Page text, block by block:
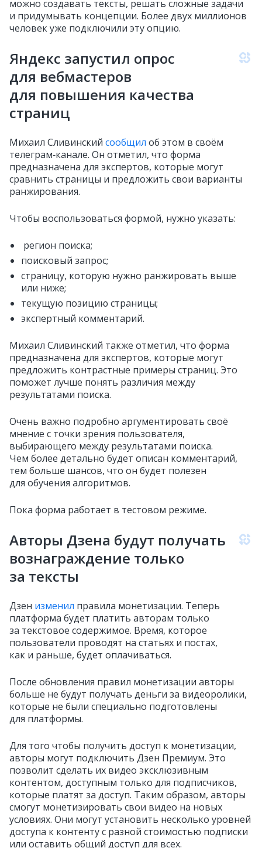
можно создавать тексты, решать сложные задачи
и придумывать концепции. Более двух миллионов
человек уже подключили эту опцию.
Яндекс запустил опрос
для вебмастеров
для повышения качества
страниц
Михаил Сливинский сообщил об этом в своём
телеграм‑канале. Он отметил, что форма
предназначена для экспертов, которые могут
сравнить страницы и предложить свои варианты
ранжирования.
Чтобы воспользоваться формой, нужно указать:
регион поиска;
поисковый запрос;
страницу, которую нужно ранжировать выше
или ниже;
текущую позицию страницы;
экспертный комментарий.
Михаил Сливинский также отметил, что форма
предназначена для экспертов, которые могут
предложить контрастные примеры страниц. Это
поможет лучше понять различия между
результатами поиска.
Очень важно подробно аргументировать своё
мнение с точки зрения пользователя,
выбирающего между результатами поиска.
Чем более детально будет описан комментарий,
тем больше шансов, что он будет полезен
для обучения алгоритмов.
Пока форма работает в тестовом режиме.
Авторы Дзена будут получать
вознаграждение только
за тексты
Дзен изменил правила монетизации. Теперь
платформа будет платить авторам только
за текстовое содержимое. Время, которое
пользователи проводят на статьях и постах,
как и раньше, будет оплачиваться.
После обновления правил монетизации авторы
больше не будут получать деньги за видеоролики,
которые не были специально подготовлены
для платформы.
Для того чтобы получить доступ к монетизации,
авторы могут подключить Дзен Премиум. Это
позволит сделать их видео эксклюзивным
контентом, доступным только для подписчиков,
которые платят за доступ. Таким образом, авторы
смогут монетизировать свои видео на новых
условиях. Они могут установить несколько уровней
доступа к контенту с разной стоимостью подписки
или оставить общий доступ для всех.